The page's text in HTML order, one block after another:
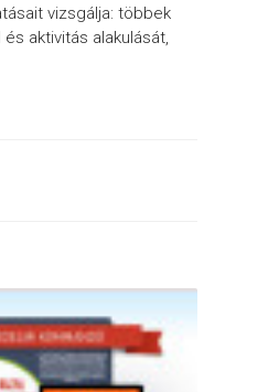
vizsgálja: többek
aktivitás alakulását,